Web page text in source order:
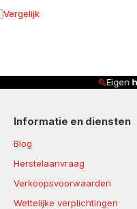
Vergelijk aan vergelijking
Informatie en diensten
Blog
Herstelaanvraag
Verkoopsvoorwaarden
Wettelijke verplichtingen